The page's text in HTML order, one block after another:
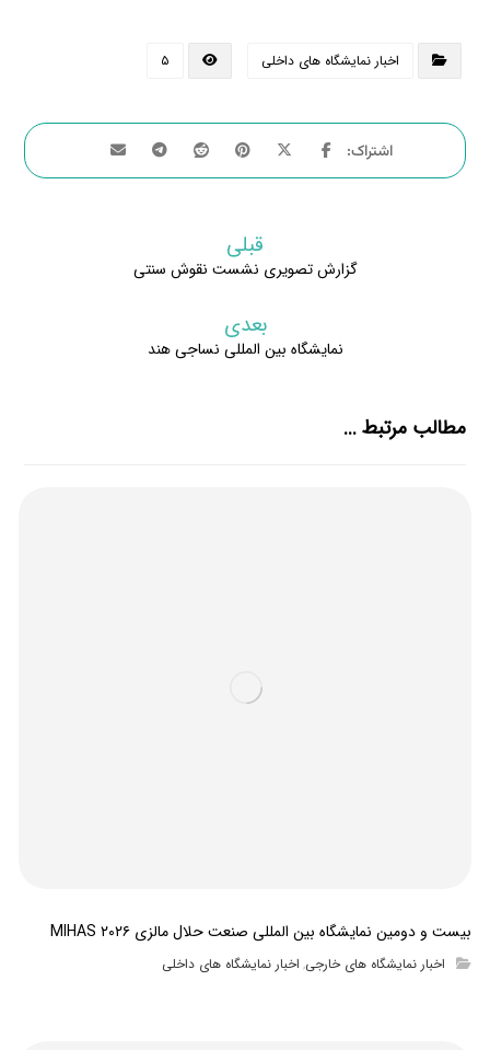
اخبار نمایشگاه های داخلی ۵
قبلی
گزارش تصویری نشست نقوش سنتی
بعدی
نمایشگاه بین المللی نساجی هند
مطالب مرتبط ...
بیست و دومین نمایشگاه بین المللی صنعت حلال مالزی MIHAS ۲۰۲۶
اخبار نمایشگاه های خارجی, اخبار نمایشگاه های داخلی